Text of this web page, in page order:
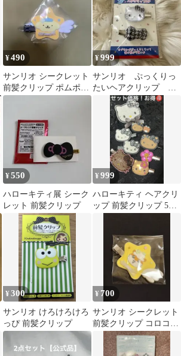
¥490
サンリオ シークレット
前髪クリップ ポムポム
プリン
¥999
サンリオ ぷっくりっ
たいヘアクリップ ハ
ローキティ 前髪クリ
¥550
ハローキティ展 シーク
レット 前髪クリップ
¥999
ハローキティ ヘアクリ
ップ 前髪クリップ 5点
¥300
サンリオ けろけろけろ
っぴ 前髪クリップ
¥ 700
サンリオ シークレット
前髪クリップ コロコロ
クリリン